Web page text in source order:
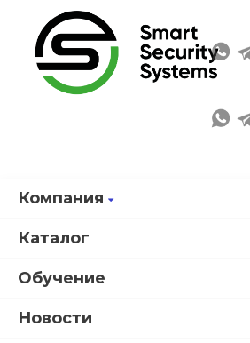
Компания
Каталог
Обучение
Новости